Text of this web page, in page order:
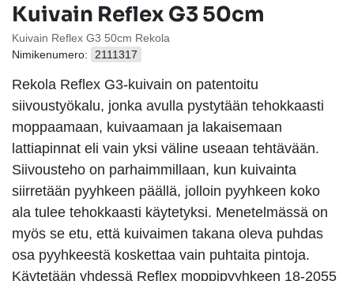
Kuivain Reflex G3 50cm
Kuivain Reflex G3 50cm Rekola
Nimikenumero:
2111317
Rekola Reflex G3-kuivain on patentoitu
siivoustyökalu, jonka avulla pystytään tehokkaasti
moppaamaan, kuivaamaan ja lakaisemaan
lattiapinnat eli vain yksi väline useaan tehtävään.
Siivousteho on parhaimmillaan, kun kuivainta
siirretään pyyhkeen päällä, jolloin pyyhkeen koko
ala tulee tehokkaasti käytetyksi. Menetelmässä on
myös se etu, että kuivaimen takana oleva puhdas
osa pyyhkeestä koskettaa vain puhtaita pintoja.
Käytetään yhdessä Reflex moppipyyhkeen 18-2055